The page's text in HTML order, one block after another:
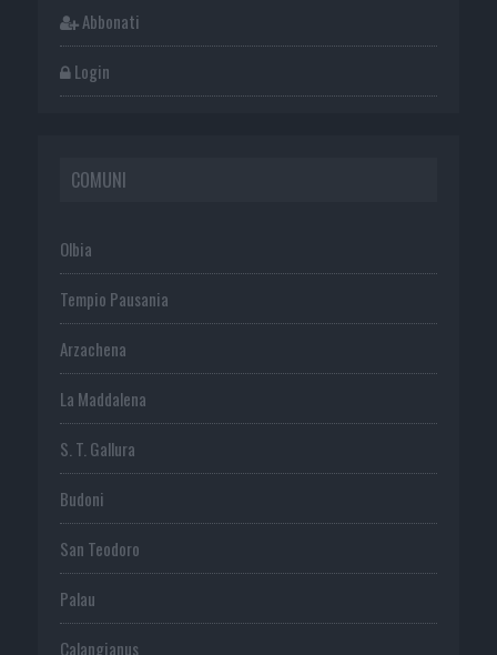
Abbonati
Login
COMUNI
Olbia
Tempio Pausania
Arzachena
La Maddalena
S. T. Gallura
Budoni
San Teodoro
Palau
Calangianus